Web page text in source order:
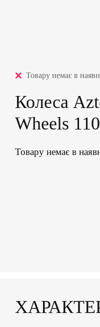
Товару немає в
Колеса
Wheels
Товару немає в